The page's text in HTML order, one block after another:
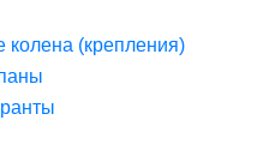
колена (крепления)